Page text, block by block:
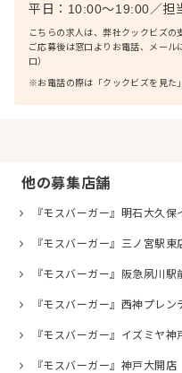
平日：10:00〜19:00／担
こちらの求人は、弊社クックビズの
ご応募後は窓口よりお電話、メー
口）
※お電話の際は「クックビズを見た
他の募集店舗
『モスバーガー』明石大久保
『モスバーガー』三ノ宮駅東
『モスバーガー』阪急夙川駅
『モスバーガー』西神プレン
『モスバーガー』イズミヤ神
『モスバーガー』神戸大開店